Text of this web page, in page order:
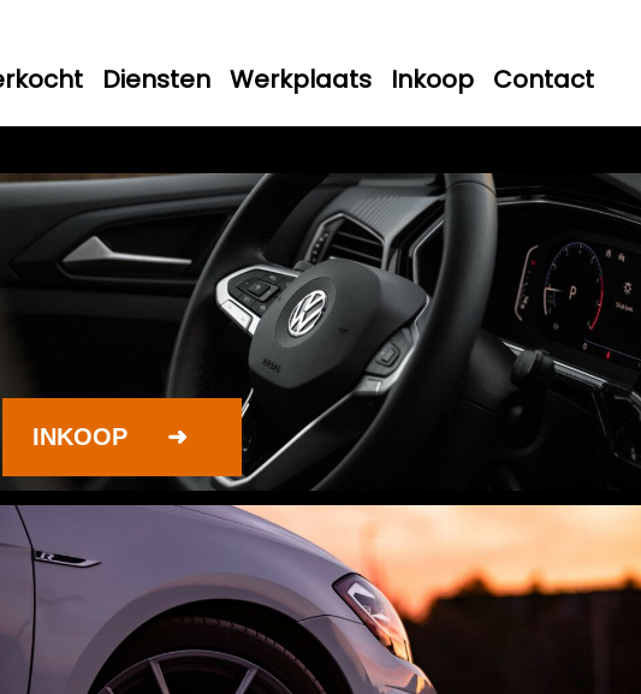
Diensten Werkplaats Inkoop Contact
INKOOP